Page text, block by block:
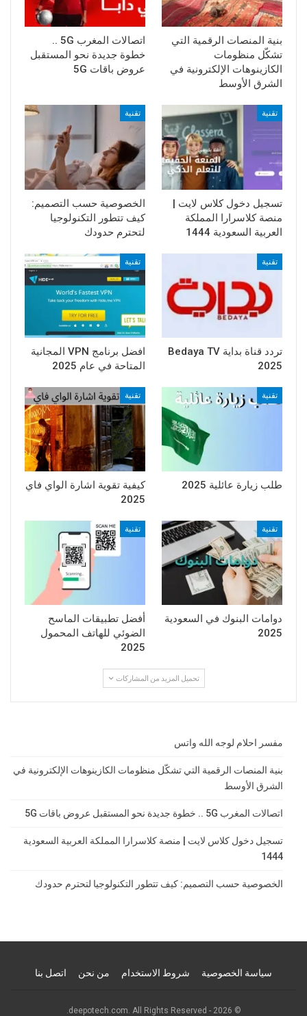
بنية المنصات الرقمية التي
تشكّل منظومات
الكازينوهات الإلكترونية في
الشرق الأوسط
اتصالات المغرب 5G ..
خطوة جديدة نحو المستقبل
عروض باقات 5G
تقنية
تسجيل دخول كلاس لايت |
منصة كلاسرارا المملكة
العربية السعودية 1444
تقنية
الخصوصية حسب التصميم:
كيف تتطور التكنولوجيا
لتحترم حدودك
تقنية
تردد قناة بداية Bedaya TV
2025
تقنية
افضل برنامج VPN المجانية
المتاحة في عام 2025
تقنية
طلب زيارة عائلية 2025
تقنية
كيفية تقوية اشارة الواي فاي
2025
تقنية
دوامات البنوك في السعودية
2025
تقنية
أفضل تطبيقات الماسح
الضوئي للهاتف المحمول
2025
تحميل المزيد من المشاركات
مفسر احلام لوجه الله واتس
بنية المنصات الرقمية التي تشكّل منظومات الكازينوهات الإلكترونية في
الشرق الأوسط
اتصالات المغرب 5G .. خطوة جديدة نحو المستقبل عروض باقات 5G
تسجيل دخول كلاس لايت | منصة كلاسرارا المملكة العربية السعودية
1444
الخصوصية حسب التصميم: كيف تتطور التكنولوجيا لتحترم حدودك
سياسة الخصوصية شروط الاستخدام من نحن اتصل بنا
© 2026 - deepotech.com. All Rights Reserved.